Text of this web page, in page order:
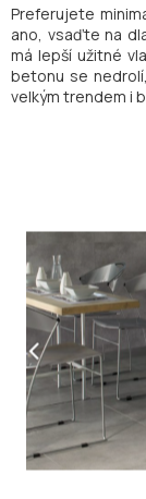
Preferujete
ano, vsaďte na
má lepší užitné
betonu se
velkým trendem i